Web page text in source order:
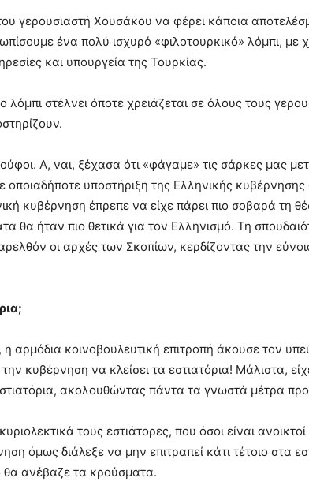
γερουσιαστή Χουσάκου να φέρει κάποια
ένα πολύ ισχυρό «φιλοτουρκικό» λόμπι, με
και υπουργεία της Τουρκίας.
λόμπι στέλνει όποτε χρειάζεται σε όλους τους
Α, ναι, ξέχασα ότι «φάγαμε» τις σάρκες μας
υποστήριξη της Ελληνικής κυβέρνησης
κυβέρνηση έπρεπε να είχε πάρει πιο σοβαρά τη
θα ήταν πιο θετικά για τον Ελληνισμό. Τη
οι αρχές των Σκοπίων, κερδίζοντας την
αρμόδια κοινοβουλευτική επιτροπή άκουσε τον
κυβέρνηση να κλείσει τα εστιατόρια! Μάλιστα,
ακολουθώντας πάντα τα γνωστά μέτρα
τους εστιάτορες, που όσοι είναι
όμως διάλεξε να μην επιτραπεί κάτι τέτοιο στα
θα ανέβαζε τα κρούσματα.